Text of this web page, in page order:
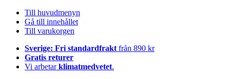
Till huvudmenyn
Gå till innehållet
Till varukorgen
Sverige: Fri standardfrakt från 890 kr
Gratis returer
Vi arbetarklimatmedvetet.